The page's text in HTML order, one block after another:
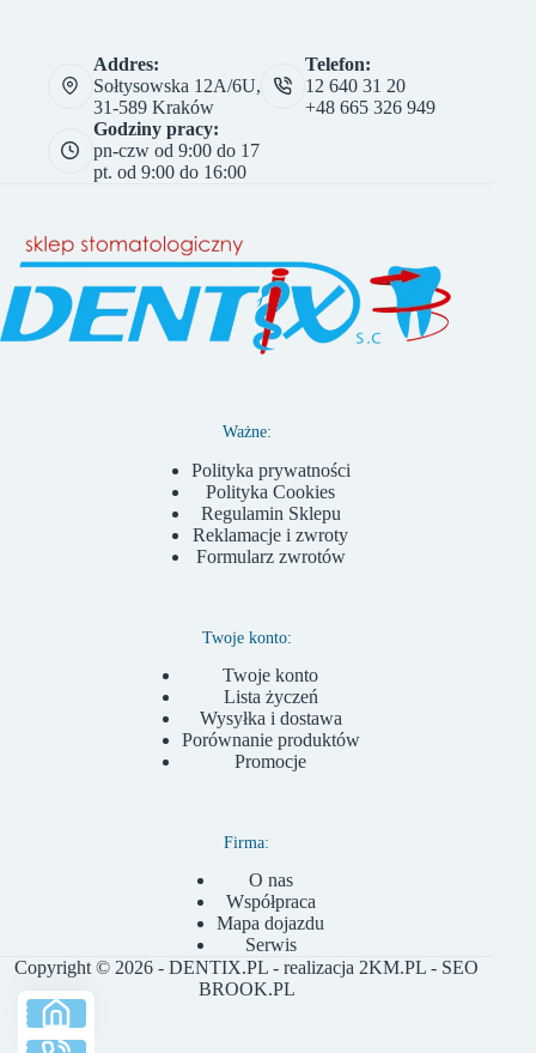
Addres:
Sołtysowska 12A/6U,
31-589 Kraków
Telefon:
12 640 31 20
+48 665 326 949
Godziny pracy:
pn-czw od 9:00 do 17
pt. od 9:00 do 16:00
Ważne:
Polityka prywatności
Polityka Cookies
Regulamin Sklepu
Reklamacje i zwroty
Formularz zwrotów
Twoje konto:
Twoje konto
Lista życzeń
Wysyłka i dostawa
Porównanie produktów
Promocje
Firma:
O nas
Współpraca
Mapa dojazdu
Serwis
Copyright © 2026 - DENTIX.PL - realizacja 2KM.PL - SEO
BROOK.PL